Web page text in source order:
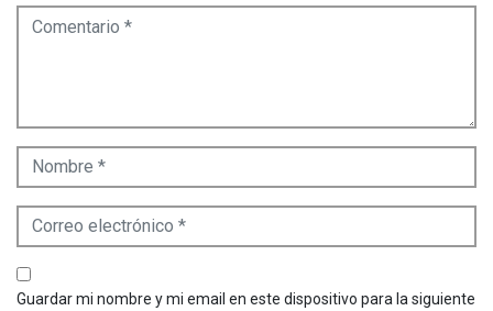
Guardar mi nombre y mi email en este dispositivo para la siguiente